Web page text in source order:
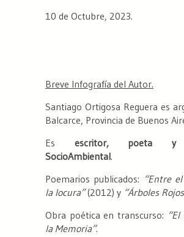
10 de Octubre, 2023.
Breve Infografía del Autor.
Santiago Ortigosa Reguera es
Balcarce, Provincia de Buenos
Es escritor, poeta y
SocioAmbiental.
Poemarios publicados: “Entre
la locura”(2012) y “Árboles
Obra poética en transcurso:
la Memoria”.